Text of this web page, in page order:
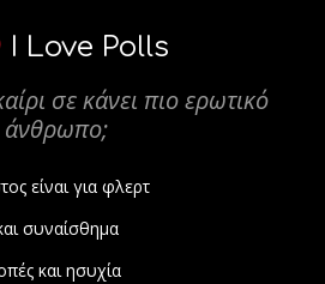
I Love Polls
σε κάνει πιο ερωτικό
άνθρωπο;
είναι για φλερτ
συναίσθημα
και ησυχία